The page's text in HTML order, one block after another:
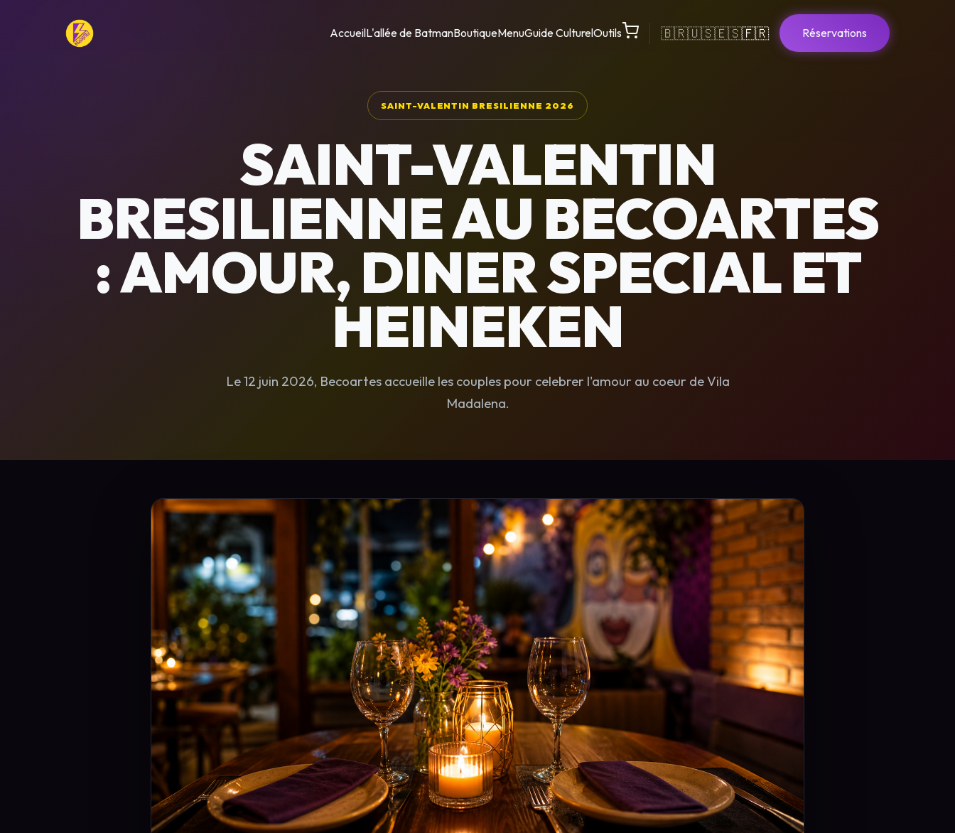
AccueilL'allée de BatmanBoutiqueMenuGuide CulturelOutils 🇧🇷🇺🇸🇪🇸🇫🇷 Réservations
SAINT-VALENTIN BRESILIENNE 2026
SAINT-VALENTIN
BRESILIENNE AU BECOARTES
: AMOUR, DINER SPECIAL ET
HEINEKEN
Le 12 juin 2026, Becoartes accueille les couples pour celebrer l'amour au coeur de Vila
Madalena.